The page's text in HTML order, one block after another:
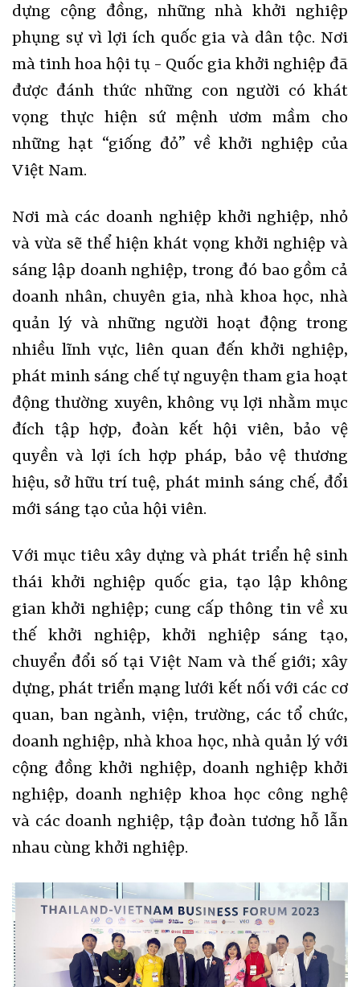
dựng cộng đồng, những nhà khởi nghiệp
phụng sự vì lợi ích quốc gia và dân tộc. Nơi
mà tinh hoa hội tụ - Quốc gia khởi nghiệp đã
được đánh thức những con người có khát
vọng thực hiện sứ mệnh ươm mầm cho
những hạt “giống đỏ” về khởi nghiệp của
Việt Nam.
Nơi mà các doanh nghiệp khởi nghiệp, nhỏ
và vừa sẽ thể hiện khát vọng khởi nghiệp và
sáng lập doanh nghiệp, trong đó bao gồm cả
doanh nhân, chuyên gia, nhà khoa học, nhà
quản lý và những người hoạt động trong
nhiều lĩnh vực, liên quan đến khởi nghiệp,
phát minh sáng chế tự nguyện tham gia hoạt
động thường xuyên, không vụ lợi nhằm mục
đích tập hợp, đoàn kết hội viên, bảo vệ
quyền và lợi ích hợp pháp, bảo vệ thương
hiệu, sở hữu trí tuệ, phát minh sáng chế, đổi
mới sáng tạo của hội viên.
Với mục tiêu xây dựng và phát triển hệ sinh
thái khởi nghiệp quốc gia, tạo lập không
gian khởi nghiệp; cung cấp thông tin về xu
thế khởi nghiệp, khởi nghiệp sáng tạo,
chuyển đổi số tại Việt Nam và thế giới; xây
dựng, phát triển mạng lưới kết nối với các cơ
quan, ban ngành, viện, trường, các tổ chức,
doanh nghiệp, nhà khoa học, nhà quản lý với
cộng đồng khởi nghiệp, doanh nghiệp khởi
nghiệp, doanh nghiệp khoa học công nghệ
và các doanh nghiệp, tập đoàn tương hỗ lẫn
nhau cùng khởi nghiệp.